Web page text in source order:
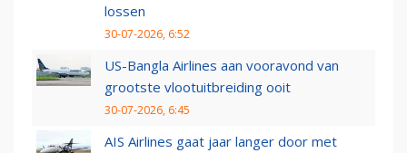
lossen
30-07-2026, 6:52
US-Bangla Airlines aan vooravond van
grootste vlootuitbreiding ooit
30-07-2026, 6:45
AIS Airlines gaat jaar langer door met